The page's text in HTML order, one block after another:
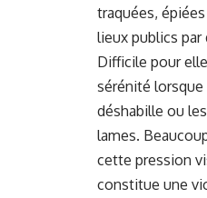
traquées,
lieux publics par
Difficile pour
sérénité lorsque
déshabille ou
lames.
cette pression
constitue une